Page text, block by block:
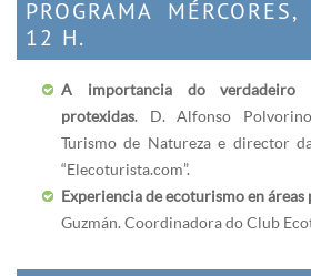
PROGRAMA
12 H.
A importancia do verdadeiro
protexidas. D. Alfonso
Turismo de Natureza e director
“Elecoturista.com”.
Experiencia de ecoturismo en áreas
Guzmán. Coordinadora do Club